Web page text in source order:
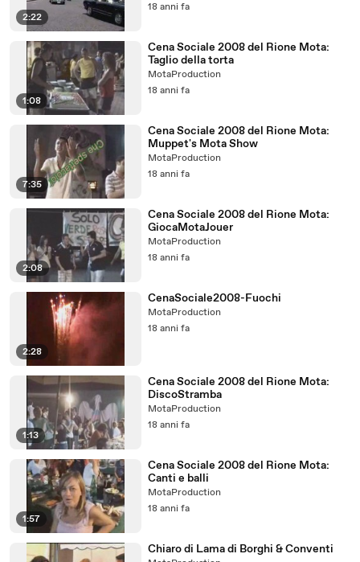
2:22
18 anni fa
1:08
Cena Sociale 2008 del Rione Mota:
Taglio della torta
MotaProduction
18 anni fa
7:35
Cena Sociale 2008 del Rione Mota:
Muppet's Mota Show
MotaProduction
18 anni fa
2:08
Cena Sociale 2008 del Rione Mota:
GiocaMotaJouer
MotaProduction
18 anni fa
2:28
CenaSociale2008-Fuochi
MotaProduction
18 anni fa
1:13
Cena Sociale 2008 del Rione Mota:
DiscoStramba
MotaProduction
18 anni fa
1:57
Cena Sociale 2008 del Rione Mota:
Canti e balli
MotaProduction
18 anni fa
Chiaro di Lama di Borghi & Conventi